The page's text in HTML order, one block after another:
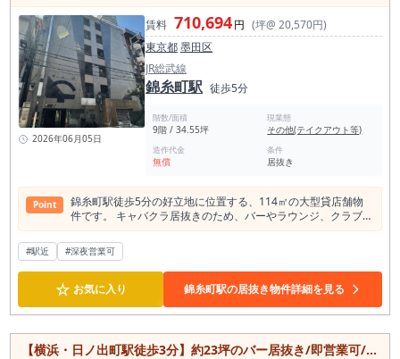
2026年06月05日
賃料 710,694円 (坪@ 20,570円)
東京都墨田区
JR総武線
錦糸町駅 徒歩5分
階数/面積
9階 / 34.55坪
現業態
その他(テイクアウト等)
造作代金
無償
条件
居抜き
Point
錦糸町駅徒歩5分の好立地に位置する、114㎡の大型貸店舗物
件です。 キャバクラ居抜きのため、バーやラウンジ、クラブ業
態などを検討されている方は、初期コストを抑えながらスムー
ズに営業をスタートしやすい環境。飲食店利用可能で、業種に
ついても相談可能です。1フロア1テナント仕様のため、独立性
が高く、プライベート感のある店舗運営ができる点も魅力。
24時間利用可能で、営業時間の自由度が高い点もポイントで
す。 動力設備や個別空調、エレベーターなど設備面も充実。
錦糸町エリアならではの高い集客力が期待でき、ナイトビジネ
スをはじめ、幅広い店舗展開に適した物件です。 即時引渡し可
能のため、早期開業を検討されている方にもおすすめです。
#駅近 #深夜営業可
☆ お気に入り 錦糸町駅の居抜き物件詳細を見る
【横浜・日ノ出町駅徒歩3分】約23坪のバー居抜き/即営業可/冷蔵庫・製氷機付き/開業コストを抑えたい方へ